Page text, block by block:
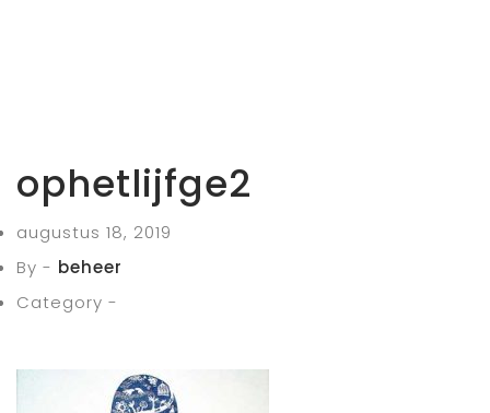
ophetlijfge2
augustus 18, 2019
By - beheer
Category -